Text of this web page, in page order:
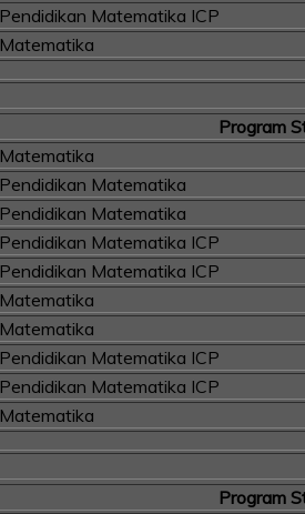
Pendidikan Matematika ICP
Matematika
Program
Matematika
Pendidikan Matematika
Pendidikan Matematika
Pendidikan Matematika ICP
Pendidikan Matematika ICP
Matematika
Matematika
Pendidikan Matematika ICP
Pendidikan Matematika ICP
Matematika
Program